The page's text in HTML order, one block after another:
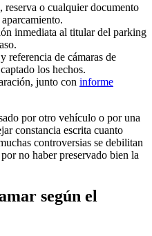
reserva o cualquier documento
inmediata al titular del parking
referencia de cámaras de
los hechos.
junto con informe
por otro vehículo o por una
constancia escrita cuanto
controversias se debilitan
no haber preservado bien la
según el